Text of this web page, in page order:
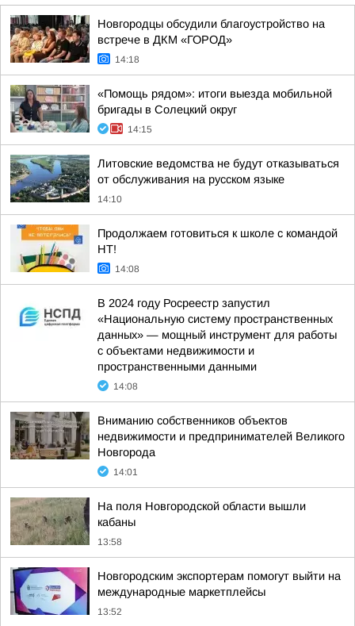
Новгородцы обсудили благоустройство на
встрече в ДКМ «ГОРОД»
14:18
«Помощь рядом»: итоги выезда мобильной
бригады в Солецкий округ
14:15
Литовские ведомства не будут отказываться
от обслуживания на русском языке
14:10
Продолжаем готовиться к школе с командой
НТ!
14:08
В 2024 году Росреестр запустил
«Национальную систему пространственных
данных» — мощный инструмент для работы
с объектами недвижимости и
пространственными данными
14:08
Вниманию собственников объектов
недвижимости и предпринимателей Великого
Новгорода
14:01
На поля Новгородской области вышли
кабаны
13:58
Новгородским экспортерам помогут выйти на
международные маркетплейсы
13:52